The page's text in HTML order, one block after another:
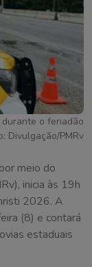
o feriadão
Divulgação/PMRv
meio do
inicia às 19h
2026. A
(8) e contará
estaduais